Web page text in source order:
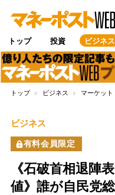
トップ 投資 ビジネス
トップ ビジネス マーケット
ビジネス
有料会員限定
《石破首相退陣
値》誰が自民党